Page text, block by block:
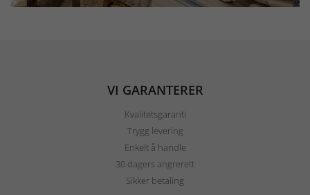
VI GARANTERER
Kvalitetsgaranti
Trygg levering
Enkelt å handle
30 dagers angrerett
Sikker betaling